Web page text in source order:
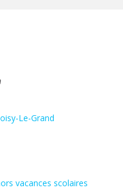
Le-Grand
vacances scolaires